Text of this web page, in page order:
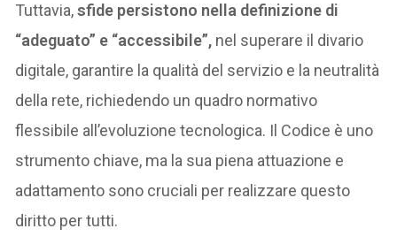
Tuttavia,sfide persistono nella definizione di
“adeguato” e “accessibile”, nel superare il divario
digitale, garantire la qualità del servizio e la neutralità
della rete, richiedendo un quadro normativo
flessibile all’evoluzione tecnologica. Il Codice è uno
strumento chiave, ma la sua piena attuazione e
adattamento sono cruciali per realizzare questo
diritto per tutti.